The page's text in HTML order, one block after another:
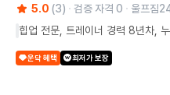
5.0 (3) 검증 자격 0
울프짐
힙업 전문, 트레이너 경력 8년차,
운닥 혜택 최저가 보장